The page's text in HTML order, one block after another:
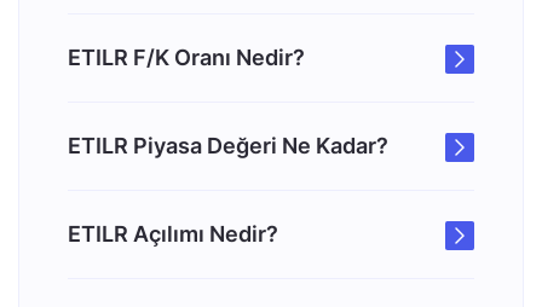
ETILR F/K Oranı Nedir?
ETILR Piyasa Değeri Ne Kadar?
ETILR Açılımı Nedir?